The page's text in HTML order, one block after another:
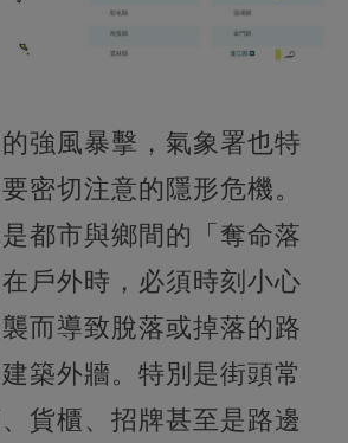
強風暴擊，氣象署也特
密切注意的隱形危機。
都市與鄉間的「奪命落
戶外時，必須時刻小心
而導致脫落或掉落的路
築外牆。特別是街頭常
貨櫃、招牌甚至是路邊